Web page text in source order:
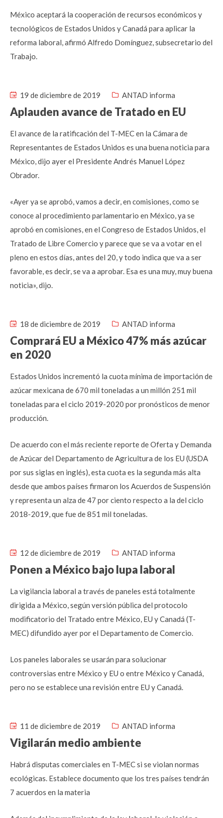
México aceptará la cooperación de recursos económicos y
tecnológicos de Estados Unidos y Canadá para aplicar la
reforma laboral, afirmó Alfredo Domínguez, subsecretario del
Trabajo.
19 de diciembre de 2019 ANTAD informa
Aplauden avance de Tratado en EU
El avance de la ratificación del T-MEC en la Cámara de
Representantes de Estados Unidos es una buena noticia para
México, dijo ayer el Presidente Andrés Manuel López
Obrador.
«Ayer ya se aprobó, vamos a decir, en comisiones, como se
conoce al procedimiento parlamentario en México, ya se
aprobó en comisiones, en el Congreso de Estados Unidos, el
Tratado de Libre Comercio y parece que se va a votar en el
pleno en estos días, antes del 20, y todo indica que va a ser
favorable, es decir, se va a aprobar. Esa es una muy, muy buena
noticia», dijo.
18 de diciembre de 2019 ANTAD informa
Comprará EU a México 47% más azúcar
en 2020
Estados Unidos incrementó la cuota mínima de importación de
azúcar mexicana de 670 mil toneladas a un millón 251 mil
toneladas para el ciclo 2019-2020 por pronósticos de menor
producción.
De acuerdo con el más reciente reporte de Oferta y Demanda
de Azúcar del Departamento de Agricultura de los EU (USDA
por sus siglas en inglés), esta cuota es la segunda más alta
desde que ambos países firmaron los Acuerdos de Suspensión
y representa un alza de 47 por ciento respecto a la del ciclo
2018-2019, que fue de 851 mil toneladas.
12 de diciembre de 2019 ANTAD informa
Ponen a México bajo lupa laboral
La vigilancia laboral a través de paneles está totalmente
dirigida a México, según versión pública del protocolo
modificatorio del Tratado entre México, EU y Canadá (T-
MEC) difundido ayer por el Departamento de Comercio.
Los paneles laborales se usarán para solucionar
controversias entre México y EU o entre México y Canadá,
pero no se establece una revisión entre EU y Canadá.
11 de diciembre de 2019 ANTAD informa
Vigilarán medio ambiente
Habrá disputas comerciales en T-MEC si se violan normas
ecológicas. Establece documento que los tres países tendrán
7 acuerdos en la materia